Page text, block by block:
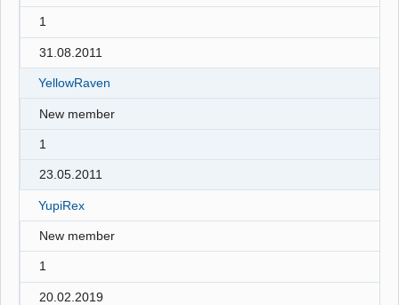
1
31.08.2011
YellowRaven
New member
1
23.05.2011
YupiRex
New member
1
20.02.2019